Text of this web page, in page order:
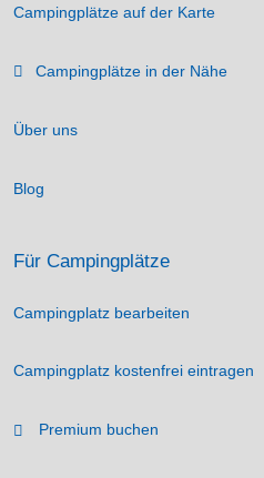
Campingplätze auf der Karte
Campingplätze in der Nähe
Über uns
Blog
Für Campingplätze
Campingplatz bearbeiten
Campingplatz kostenfrei eintragen
Premium buchen